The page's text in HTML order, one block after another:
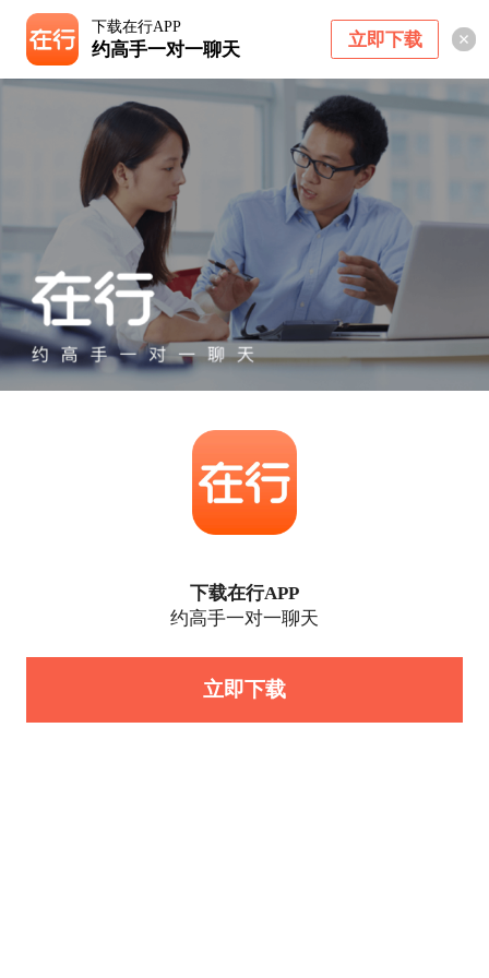
下载在行APP
约高手一对一聊天 立即下载
下载在行APP
约高手一对一聊天
立即下载